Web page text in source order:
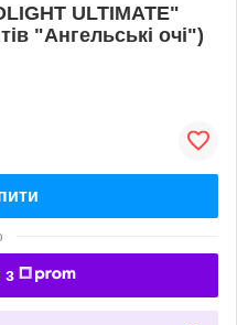
ULTIMATE"
"Ангельські очі")
з